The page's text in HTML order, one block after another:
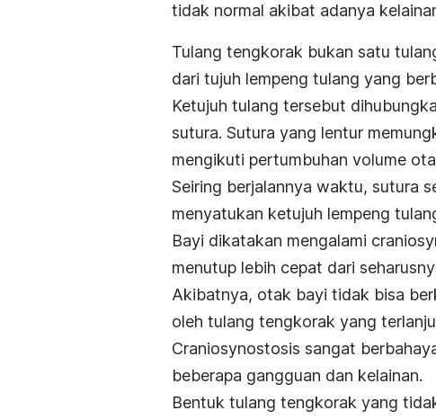
tidak normal akibat adanya
Tulang tengkorak bukan satu
dari tujuh lempeng tulang yang
Ketujuh tulang tersebut
sutura. Sutura yang lentur
mengikuti pertumbuhan volume
Seiring berjalannya waktu, sutura
menyatukan ketujuh lempeng
Bayi dikatakan mengalami
menutup lebih cepat dari
Akibatnya, otak bayi tidak bisa
oleh tulang tengkorak yang
Craniosynostosis sangat
beberapa gangguan dan kelainan.
Bentuk tulang tengkorak yang